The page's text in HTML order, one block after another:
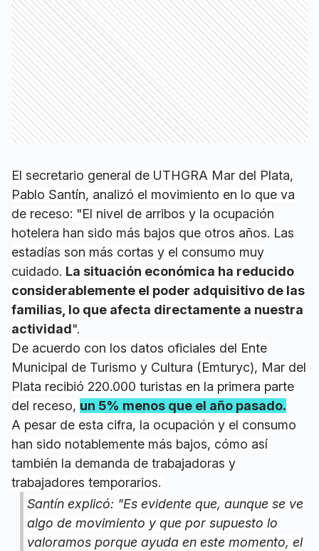
El secretario general de UTHGRA Mar del Plata,
Pablo Santín, analizó el movimiento en lo que va
de receso: "El nivel de arribos y la ocupación
hotelera han sido más bajos que otros años. Las
estadías son más cortas y el consumo muy
cuidado. La situación económica ha reducido
considerablemente el poder adquisitivo de las
familias, lo que afecta directamente a nuestra
actividad".
De acuerdo con los datos oficiales del Ente
Municipal de Turismo y Cultura (Emturyc), Mar del
Plata recibió 220.000 turistas en la primera parte
del receso, un 5% menos que el año pasado.
A pesar de esta cifra, la ocupación y el consumo
han sido notablemente más bajos, cómo así
también la demanda de trabajadoras y
trabajadores temporarios.
Santín explicó: "Es evidente que, aunque se ve
algo de movimiento y que por supuesto lo
valoramos porque ayuda en este momento, el